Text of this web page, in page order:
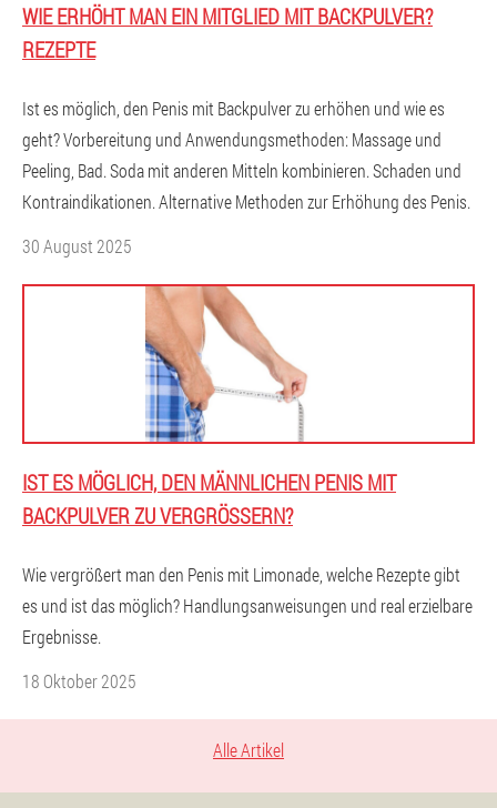
WIE ERHÖHT MAN EIN MITGLIED MIT BACKPULVER?
REZEPTE
Ist es möglich, den Penis mit Backpulver zu erhöhen und wie es
geht? Vorbereitung und Anwendungsmethoden: Massage und
Peeling, Bad. Soda mit anderen Mitteln kombinieren. Schaden und
Kontraindikationen. Alternative Methoden zur Erhöhung des Penis.
30 August 2025
IST ES MÖGLICH, DEN MÄNNLICHEN PENIS MIT
BACKPULVER ZU VERGRÖSSERN?
Wie vergrößert man den Penis mit Limonade, welche Rezepte gibt
es und ist das möglich? Handlungsanweisungen und real erzielbare
Ergebnisse.
18 Oktober 2025
Alle Artikel